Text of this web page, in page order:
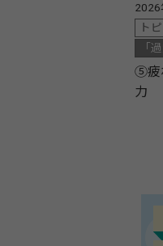
2026
ト
「
⑤疲
力